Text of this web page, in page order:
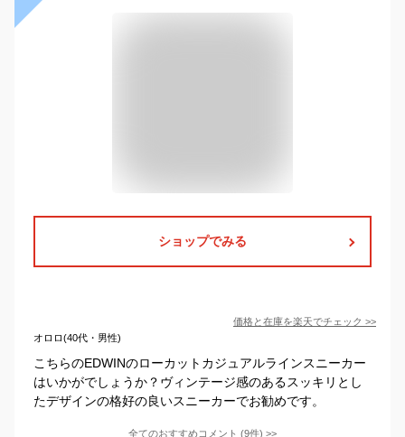
ショップでみる
価格と在庫を楽天でチェック >>
オロロ(40代・男性)
こちらのEDWINのローカットカジュアルラインスニーカー
はいかがでしょうか？ヴィンテージ感のあるスッキリとし
たデザインの格好の良いスニーカーでお勧めです。
全てのおすすめコメント (9件) >